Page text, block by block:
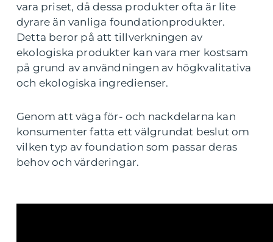
vara priset, då dessa produkter ofta är lite
dyrare än vanliga foundationprodukter.
Detta beror på att tillverkningen av
ekologiska produkter kan vara mer kostsam
på grund av användningen av högkvalitativa
och ekologiska ingredienser.
Genom att väga för- och nackdelarna kan
konsumenter fatta ett välgrundat beslut om
vilken typ av foundation som passar deras
behov och värderingar.